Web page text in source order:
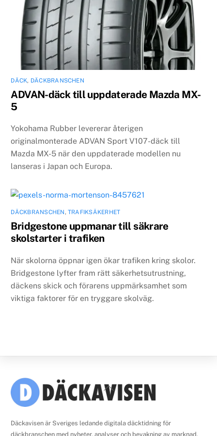
DÄCK, DÄCKBRANSCHEN
ADVAN-däck till uppdaterade Mazda MX-
5
Yokohama Rubber levererar återigen
originalmonterade ADVAN Sport V107-däck till
Mazda MX-5 när den uppdaterade modellen nu
lanseras i Japan och Europa.
DÄCKBRANSCHEN,TRAFIKSÄKERHET
Bridgestone uppmanar till säkrare
skolstarter i trafiken
När skolorna öppnar igen ökar trafiken kring skolor.
Bridgestone lyfter fram rätt säkerhetsutrustning,
däckens skick och förarens uppmärksamhet som
viktiga faktorer för en tryggare skolväg.
Back
To
Däckavisen är Sveriges ledande digitala däcktidning för
däckbranschen med nyheter, analyser och bevakning av marknad,